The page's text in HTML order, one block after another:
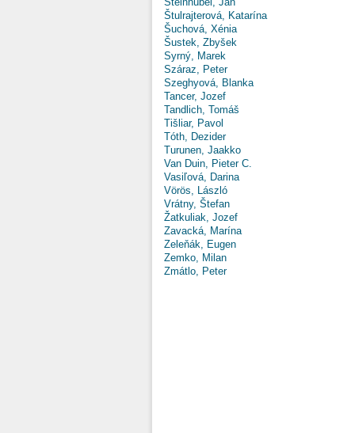
Štulrajterová, Katarína
Šuchová, Xénia
Šustek, Zbyšek
Syrný, Marek
Száraz, Peter
Szeghyová, Blanka
Tancer, Jozef
Tandlich, Tomáš
Tišliar, Pavol
Tóth, Dezider
Turunen, Jaakko
Van Duin, Pieter C.
Vasiľová, Darina
Vörös, László
Vrátny, Štefan
Žatkuliak, Jozef
Zavacká, Marína
Zeleňák, Eugen
Zemko, Milan
Zmátlo, Peter